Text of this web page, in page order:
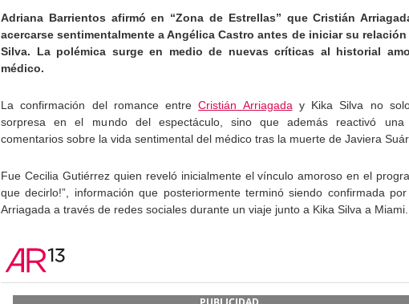
Adriana Barrientos afirmó en “Zona de Estrellas” que Cristián
acercarse sentimentalmente a Angélica Castro antes de iniciar su
Silva. La polémica surge en medio de nuevas críticas al historial
médico.
La confirmación del romance entreCristián Arriagada y Kika Silva no
sorpresa en el mundo del espectáculo, sino que además reactivó
comentarios sobre la vida sentimental del médico tras la muerte de Javiera
Fue Cecilia Gutiérrez quien reveló inicialmente el vínculo amoroso en el
que decirlo!”, información que posteriormente terminó siendo confirmada
Arriagada a través de redes sociales durante un viaje junto a Kika Silva a Miami.